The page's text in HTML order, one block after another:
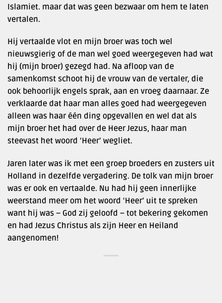
Islamiet. maar dat was geen bezwaar om hem te laten
vertalen.
Hij vertaalde vlot en mijn broer was toch wel
nieuwsgierig of de man wel goed weergegeven had wat
hij (mijn broer) gezegd had. Na afloop van de
samenkomst schoot hij de vrouw van de vertaler, die
ook behoorlijk engels sprak, aan en vroeg daarnaar. Ze
verklaarde dat haar man alles goed had weergegeven
alleen was haar één ding opgevallen en wel dat als
mijn broer het had over de Heer Jezus, haar man
steevast het woord ‘Heer’ wegliet.
Jaren later was ik met een groep broeders en zusters uit
Holland in dezelfde vergadering. De tolk van mijn broer
was er ook en vertaalde. Nu had hij geen innerlijke
weerstand meer om het woord ‘Heer’ uit te spreken
want hij was – God zij geloofd – tot bekering gekomen
en had Jezus Christus als zijn Heer en Heiland
aangenomen!